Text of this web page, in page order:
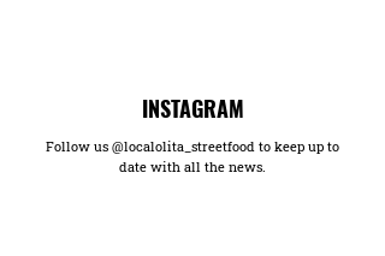
INSTAGRAM
Follow us @localolita_streetfood to keep up to
date with all the news.